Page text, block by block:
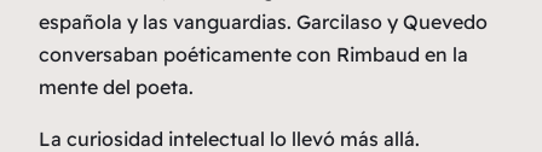
española y las vanguardias. Garcilaso y Quevedo
conversaban poéticamente con Rimbaud en la
mente del poeta.
La curiosidad intelectual lo llevó más allá.